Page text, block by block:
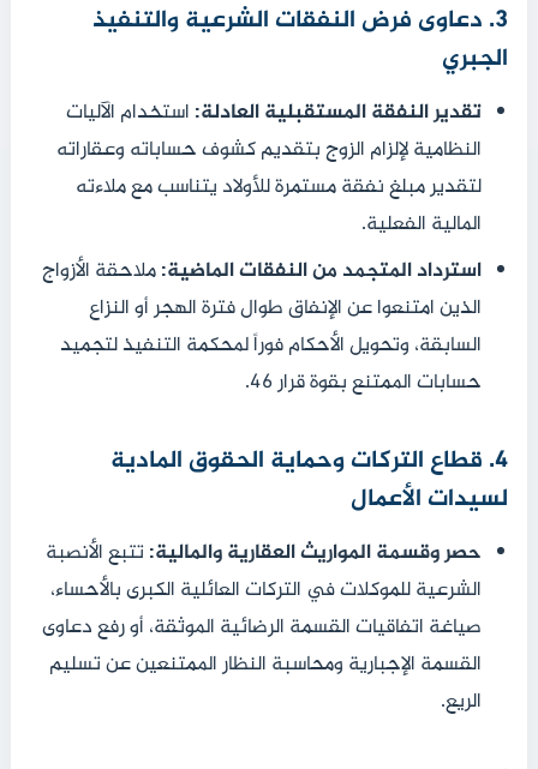
3. دعاوى فرض النفقات الشرعية والتنفيذ
الجبري
تقدير النفقة المستقبلية العادلة: استخدام الآليات
النظامية لإلزام الزوج بتقديم كشوف حساباته وعقاراته
لتقدير مبلغ نفقة مستمرة للأولاد يتناسب مع ملاءته
المالية الفعلية.
استرداد المتجمد من النفقات الماضية:ملاحقة الأزواج
الذين امتنعوا عن الإنفاق طوال فترة الهجر أو النزاع
السابقة، وتحويل الأحكام فوراً لمحكمة التنفيذ لتجميد
حسابات الممتنع بقوة قرار 46.
4. قطاع التركات وحماية الحقوق المادية
لسيدات الأعمال
حصر وقسمة المواريث العقارية والمالية:تتبع الأنصبة
الشرعية للموكلات في التركات العائلية الكبرى بالأحساء،
صياغة اتفاقيات القسمة الرضائية الموثقة، أو رفع دعاوى
القسمة الإجبارية ومحاسبة النظار الممتنعين عن تسليم
الريع.